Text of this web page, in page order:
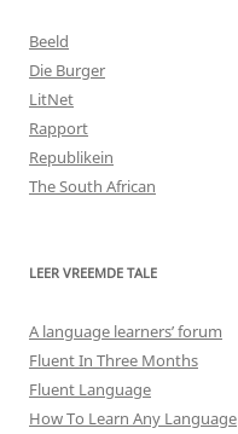
Beeld
Die Burger
LitNet
Rapport
Republikein
The South African
LEER VREEMDE TALE
A language learners’ forum
Fluent In Three Months
Fluent Language
How To Learn Any Language